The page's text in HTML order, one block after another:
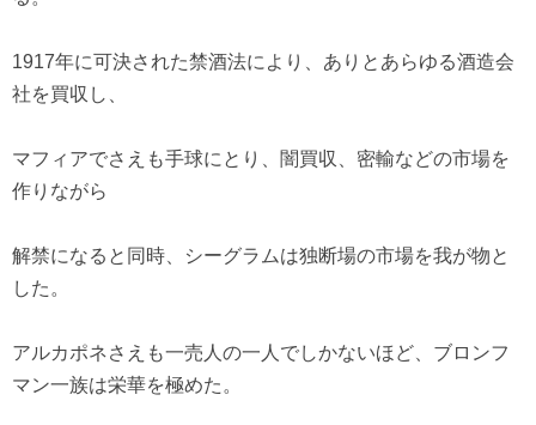
1917年に可決された禁酒法により、ありとあらゆる酒造会
社を買収し、
マフィアでさえも手球にとり、闇買収、密輸などの市場を
作りながら
解禁になると同時、シーグラムは独断場の市場を我が物と
した。
アルカポネさえも一売人の一人でしかないほど、ブロンフ
マン一族は栄華を極めた。